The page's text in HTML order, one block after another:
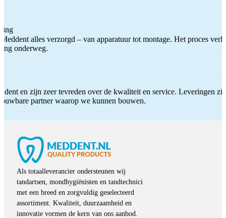
alles verzorgd – van apparatuur tot montage. Het proces
onderweg.
en zijn zeer tevreden over de kwaliteit en service. Leveringen
partner waarop we kunnen bouwen.
Als totaalleverancier ondersteunen wij
tandartsen, mondhygiënisten en tandtechnici
met een breed en zorgvuldig geselecteerd
assortiment. Kwaliteit, duurzaamheid en
innovatie vormen de kern van ons aanbod.